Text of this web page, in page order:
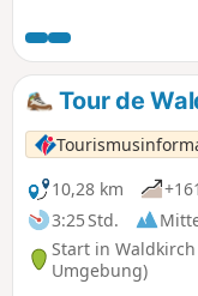
am Großen
Tour de
10,28 km
3:25 Std.
Start in
Umgebung)